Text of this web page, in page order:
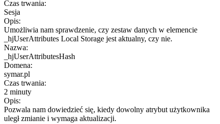
Czas trwania:
Sesja
Opis:
Umożliwia nam sprawdzenie, czy zestaw danych w elemencie
_hjUserAttributes Local Storage jest aktualny, czy nie.
Nazwa:
_hjUserAttributesHash
Domena:
symar.pl
Czas trwania:
2 minuty
Opis:
Pozwala nam dowiedzieć się, kiedy dowolny atrybut użytkownika
uległ zmianie i wymaga aktualizacji.